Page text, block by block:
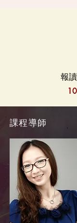
報
課程導師